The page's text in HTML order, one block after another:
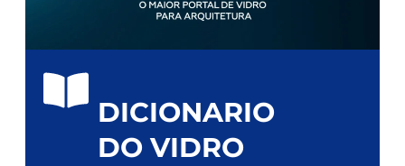
DICIONARIO
DO VIDRO